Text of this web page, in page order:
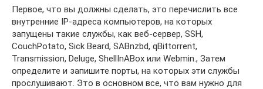
Первое, что вы должны сделать, это перечислить все
внутренние IP-адреса компьютеров, на которых
запущены такие службы, как веб-сервер, SSH,
CouchPotato, Sick Beard, SABnzbd, qBittorrent,
Transmission, Deluge, ShellInABox или Webmin., Затем
определите и запишите порты, на которых эти службы
прослушивают. Это в основном все, что вам нужно для